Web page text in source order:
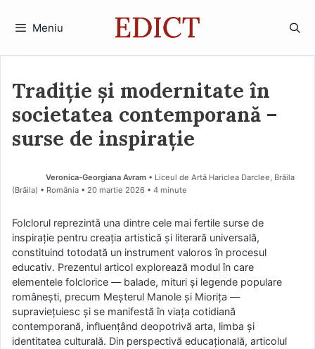
Meniu
Tradiție și modernitate în
societatea contemporană –
surse de inspirație
Veronica-Georgiana Avram • Liceul de Artă Hariclea Darclee, Brăila
(Brăila) • România
20 martie 2026 • 4 minute
Folclorul reprezintă una dintre cele mai fertile surse de
inspirație pentru creația artistică și literară universală,
constituind totodată un instrument valoros în procesul
educativ. Prezentul articol explorează modul în care
elementele folclorice — balade, mituri și legende populare
românești, precum Meșterul Manole și Miorița —
supraviețuiesc și se manifestă în viața cotidiană
contemporană, influențând deopotrivă arta, limba și
identitatea culturală. Din perspectivă educațională, articolul